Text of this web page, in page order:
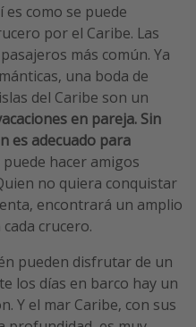
es como se puede
por el Caribe. Las
más común. Ya
una boda de
del Caribe son un
en pareja. Sin
es adecuado para
puede hacer amigos
no quiera conquistar
encontrará un amplio
crucero.
pueden disfrutar de un
los días en barco hay un
Y el mar Caribe, con sus